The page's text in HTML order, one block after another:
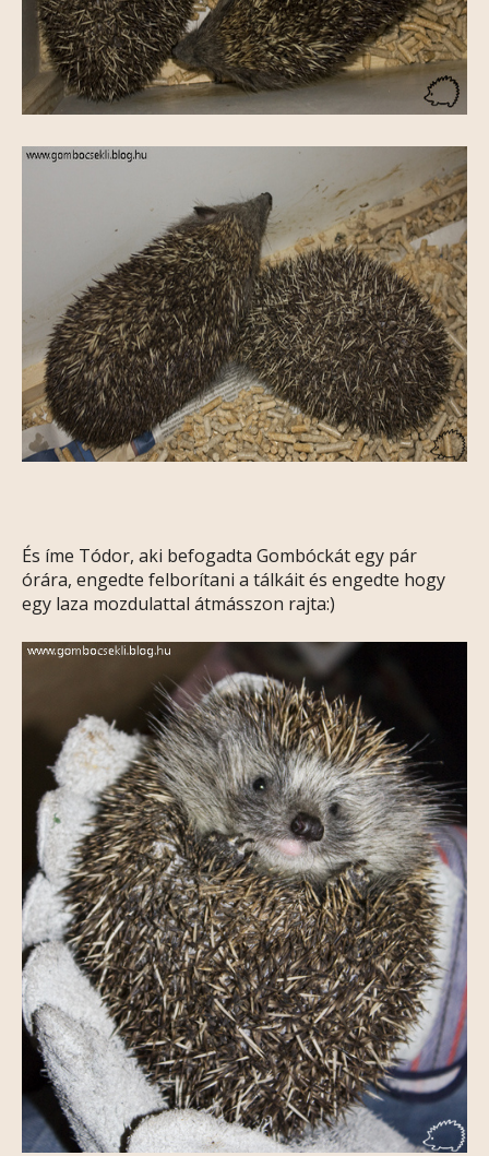
És íme Tódor, aki befogadta Gombóckát egy pár
órára, engedte felborítani a tálkáit és engedte hogy
egy laza mozdulattal átmásszon rajta:)